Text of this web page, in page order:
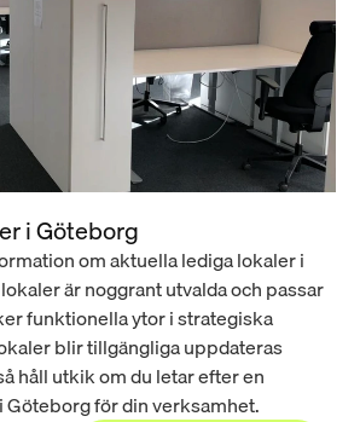
i Göteborg
om aktuella lediga lokaler i
är noggrant utvalda och passar
funktionella ytor i strategiska
blir tillgängliga uppdateras
håll utkik om du letar efter en
Göteborg för din verksamhet.